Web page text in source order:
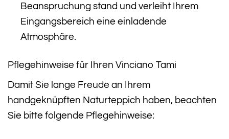
Beanspruchung stand und verleiht Ihrem
Eingangsbereich eine einladende
Atmosphäre.
Pflegehinweise für Ihren Vinciano Tami
Damit Sie lange Freude an Ihrem
handgeknüpften Naturteppich haben, beachten
Sie bitte folgende Pflegehinweise: